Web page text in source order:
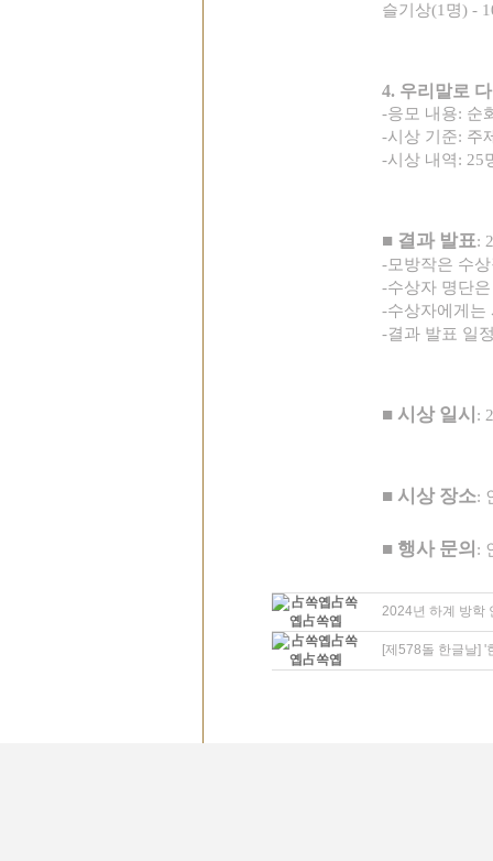
슬기상(1 명) -
4. 우리말로
-응모 내용: 순
-시상 기준: 주
-시상 내역: 25
■ 결과 발표:
-모방작은 수
-수상자 명단
-수상자에게는
-결과 발표 일
■ 시상 일시 :
■ 시상 장소:
■ 행사 문의 :
2024년 하계 방학
[제578돌 한글날] '